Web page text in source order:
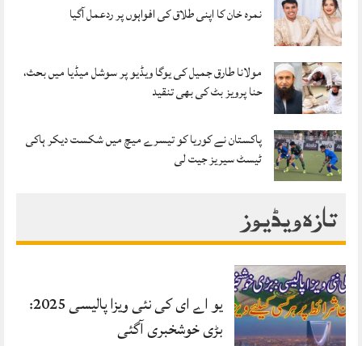
نمرہ خان کا اپنی طلاق کی افواہوں پر ردعمل آگیا
مولانا طارق جمیل کی یوگا ویڈیو پر سوشل میڈیا میں بحث،
حنا پرویز بٹ کی بھی تنقید
پاکستان نے کوریا کو تیسرے میچ میں شکست دیکر ہاکی
ٹیسٹ سیریز جیت لی
تازہ ویڈیوز
یو اے ای کی نئی ویزا پالیسی 2025:
بڑی خوشخبری آگئی